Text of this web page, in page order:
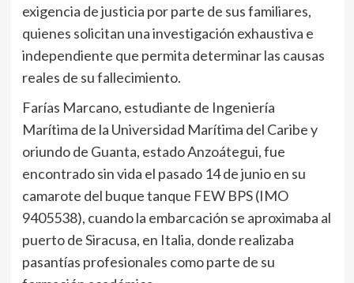
exigencia de justicia por parte de sus familiares,
quienes solicitan una investigación exhaustiva e
independiente que permita determinar las causas
reales de su fallecimiento.
Farías Marcano, estudiante de Ingeniería
Marítima de la Universidad Marítima del Caribe y
oriundo de Guanta, estado Anzoátegui, fue
encontrado sin vida el pasado 14 de junio en su
camarote del buque tanque FEW BPS (IMO
9405538), cuando la embarcación se aproximaba al
puerto de Siracusa, en Italia, donde realizaba
pasantías profesionales como parte de su